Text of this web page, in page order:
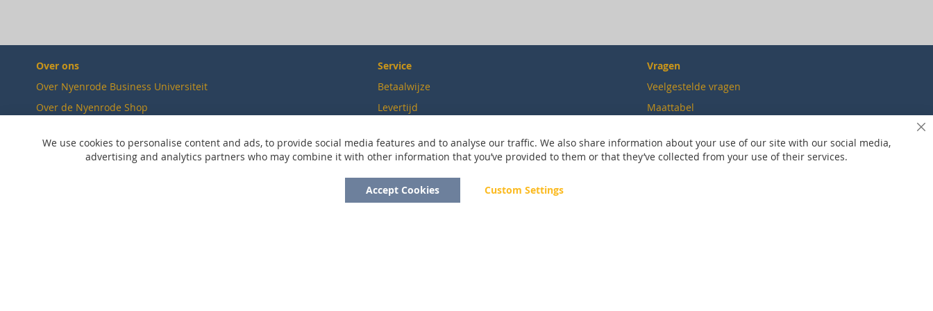
Over ons
Over Nyenrode Business Universiteit
Over de Nyenrode Shop
Verkooppunten
Service
Betaalwijze
Levertijd
Ruilen & retourneren
Vragen
Veelgestelde vragen
Maattabel
Contact
We use cookies to personalise content and ads, to provide social media features and to analyse our traffic. We also share information about your use of our site with our social media,
advertising and analytics partners who may combine it with other information that you’ve provided to them or that they’ve collected from your use of their services.
Accept Cookies Custom Settings